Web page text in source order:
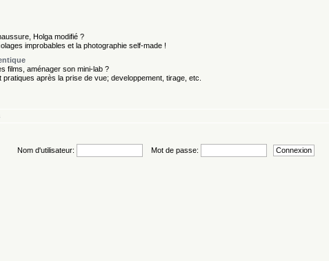
Holga modifié ?
improbables et la photographie self-made !
films, aménager son mini-lab ?
après la prise de vue; developpement, tirage, etc.
Nom d'utilisateur: Mot de passe: